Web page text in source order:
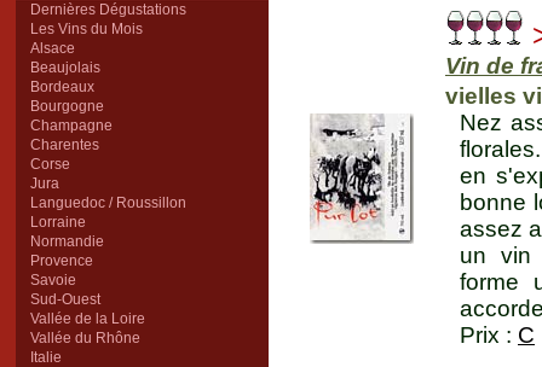
Dernières Dégustations
Les Vins du Mois
Alsace
Beaujolais
Bordeaux
Bourgogne
Champagne
Charentes
Corse
Jura
Languedoc / Roussillon
Lorraine
Normandie
Provence
Savoie
Sud-Ouest
Vallée de la Loire
Vallée du Rhône
Italie
Vin de
vielles
Nez
en
bonne
assez
un vin
forme
Prix : C